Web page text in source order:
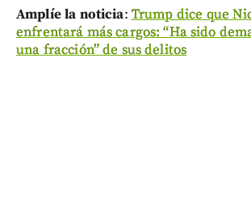
Amplíe la noticia: Trump dice que
enfrentará más cargos: “Ha sido
una fracción” de sus delitos